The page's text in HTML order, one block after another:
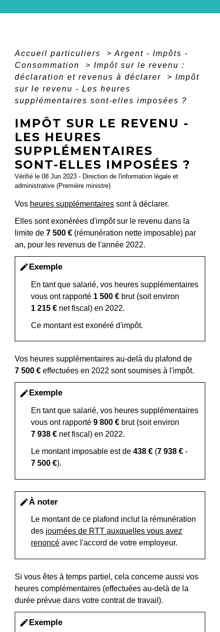
Accueil particuliers > Argent - Impôts -
Consommation
> Impôt sur le revenu :
déclaration et revenus à déclarer
> Impôt
sur le revenu - Les heures
supplémentaires sont-elles imposées ?
IMPÔT SUR LE REVENU -
LES HEURES
SUPPLÉMENTAIRES
SONT-ELLES IMPOSÉES ?
Vérifié le 08 Jun 2023 - Direction de l'information légale et
administrative (Première ministre)
Vos heures supplémentaires sont à déclarer.
Elles sont exonérées d'impôt sur le revenu dans la
limite de 7 500 € (rémunération nette imposable) par
an, pour les revenus de l'année 2022.
editExemple
En tant que salarié, vos heures supplémentaires
vous ont rapporté 1 500 € brut (soit environ
1 215 € net fiscal) en 2022.
Ce montant est exonéré d'impôt.
Vos heures supplémentaires au-delà du plafond de
7 500 € effectuées en 2022 sont soumises à l'impôt.
edit Exemple
En tant que salarié, vos heures supplémentaires
vous ont rapporté 9 800 € brut (soit environ
7 938 € net fiscal) en 2022.
Le montant imposable est de 438 € (7 938 € -
7 500 €).
editÀ noter
Le montant de ce plafond inclut la rémunération
des journées de RTT auxquelles vous avez
renoncé avec l'accord de votre employeur.
Si vous êtes à temps partiel, cela concerne aussi vos
heures complémentaires (effectuées au-delà de la
durée prévue dans votre contrat de travail).
editExemple